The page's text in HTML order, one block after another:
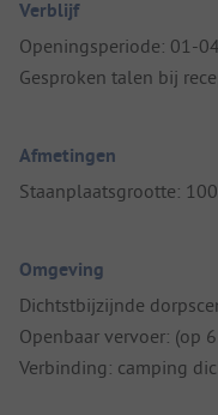
Verblijf
Openingsperiode: 01-
Gesproken talen bij
Afmetingen
Staanplaatsgrootte:
Omgeving
Dichtstbijzijnde
Openbaar vervoer: (op
Verbinding: camping